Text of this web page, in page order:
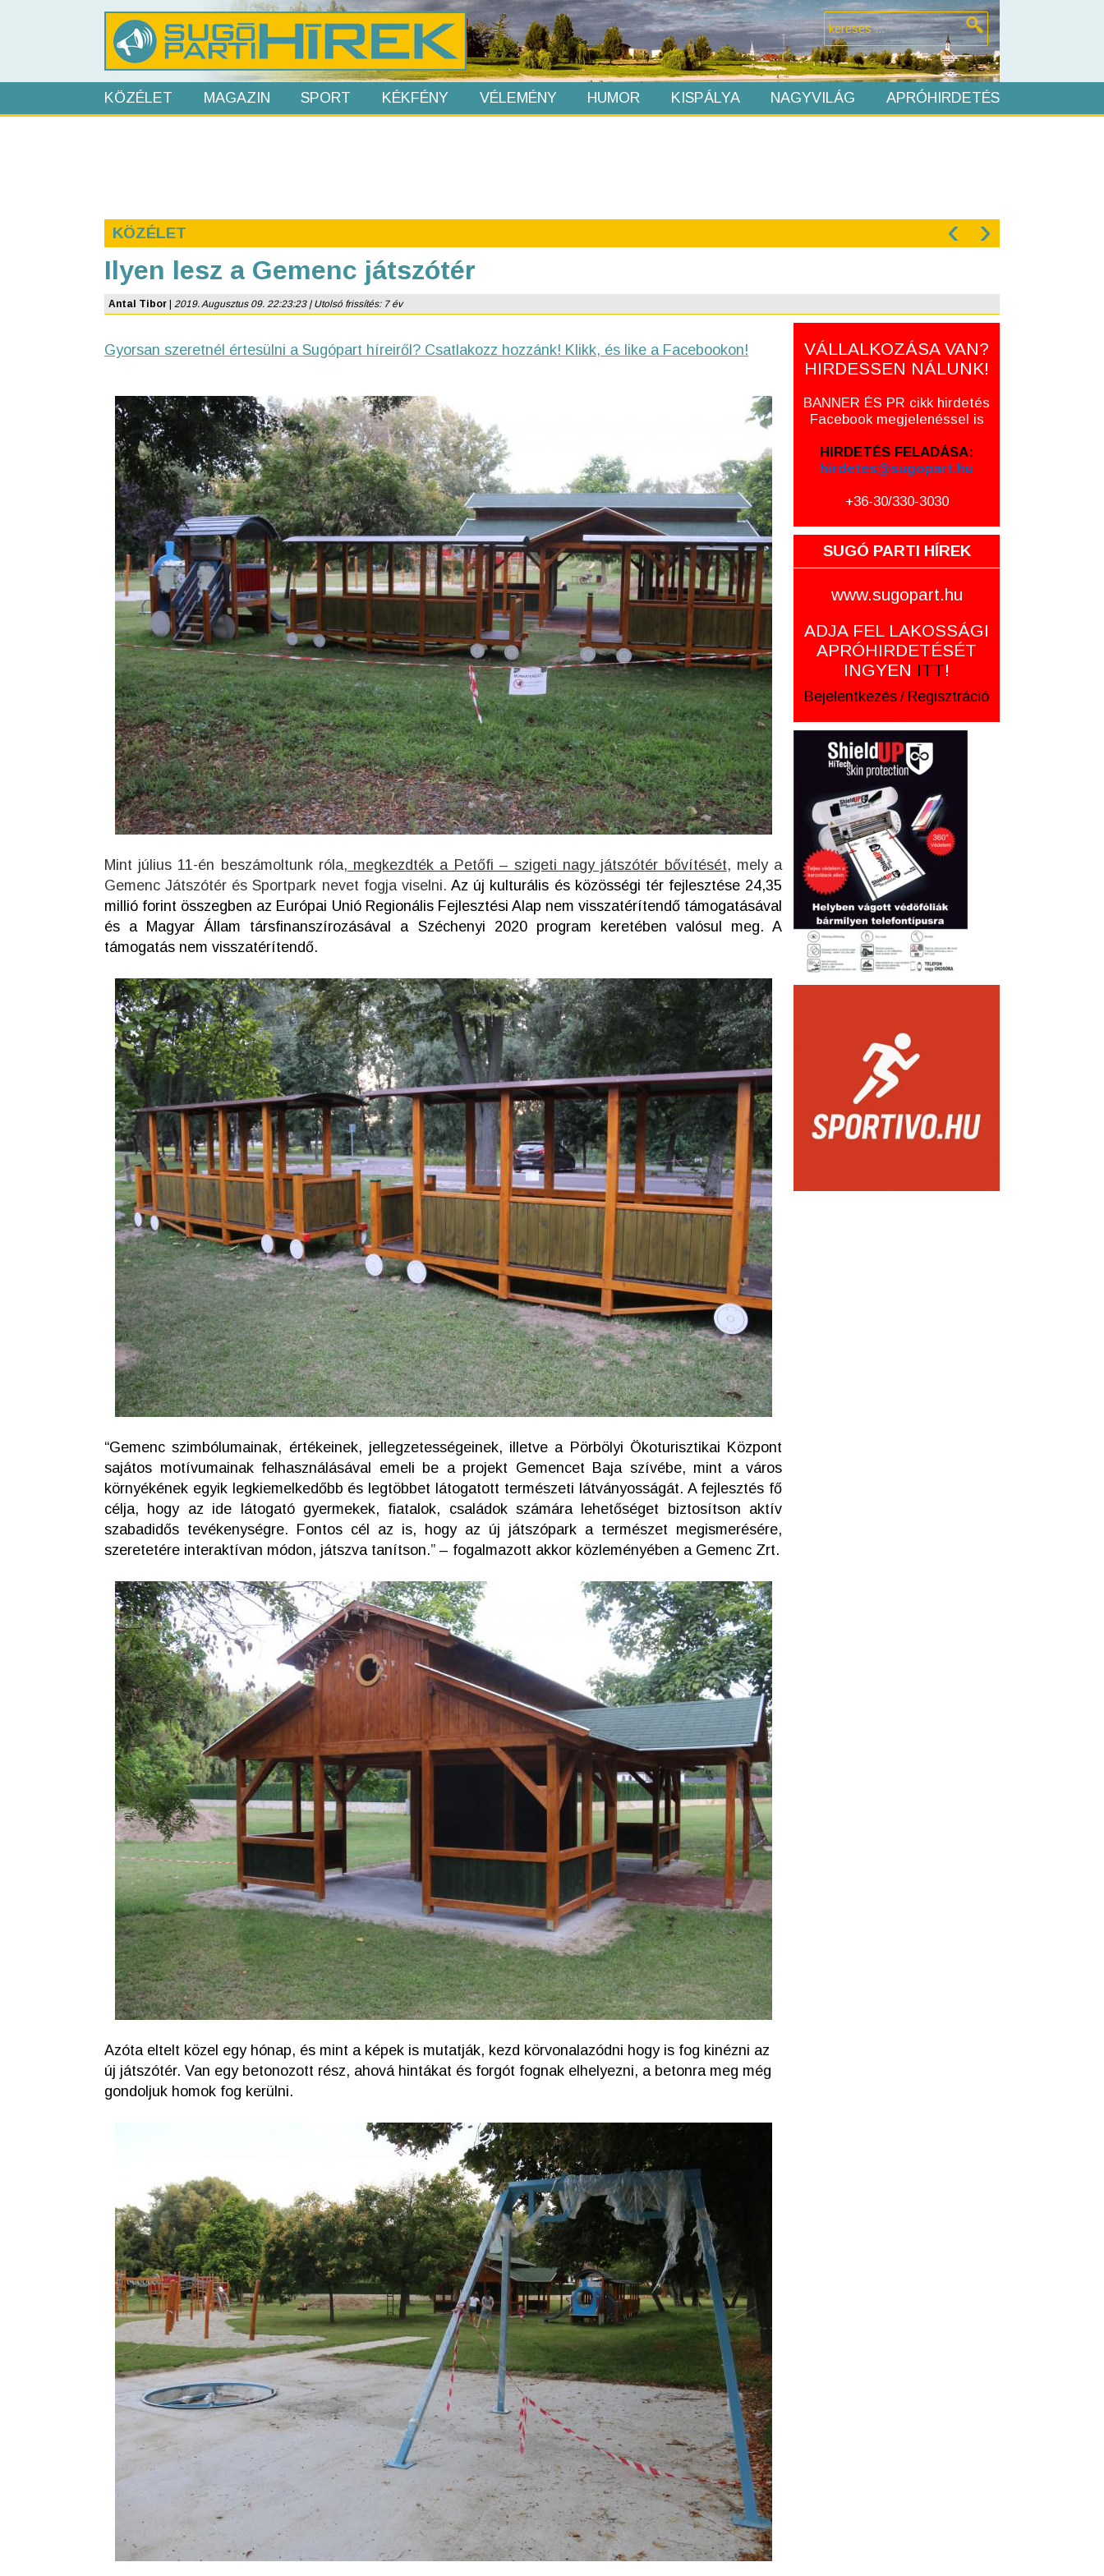
KÖZÉLET MAGAZIN SPORT KÉKFÉNY VÉLEMÉNY HUMOR KISPÁLYA NAGYVILÁG APRÓHIRDETÉS
KÖZÉLET ‹ ›
Ilyen lesz a Gemenc játszótér
Antal Tibor 2019. Augusztus 09. 22:23:23 | Utolsó frissítés: 7 év
Gyorsan szeretnél értesülni a Sugópart híreiről? Csatlakozz hozzánk! Klikk, és like a Facebookon!
Mint július 11-én beszámoltunk róla, megkezdték a Petőfi – szigeti nagy játszótér bővítését, mely a
Gemenc Játszótér és Sportpark nevet fogja viselni.Az új kulturális és közösségi tér fejlesztése 24,35
millió forint összegben az Európai Unió Regionális Fejlesztési Alap nem visszatérítendő támogatásával
és a Magyar Állam társfinanszírozásával a Széchenyi 2020 program keretében valósul meg. A
támogatás nem visszatérítendő.
“Gemenc szimbólumainak, értékeinek, jellegzetességeinek, illetve a Pörbölyi Ökoturisztikai Központ
sajátos motívumainak felhasználásával emeli be a projekt Gemencet Baja szívébe, mint a város
környékének egyik legkiemelkedőbb és legtöbbet látogatott természeti látványosságát. A fejlesztés fő
célja, hogy az ide látogató gyermekek, fiatalok, családok számára lehetőséget biztosítson aktív
szabadidős tevékenységre. Fontos cél az is, hogy az új játszópark a természet megismerésére,
szeretetére interaktívan módon, játszva tanítson.” – fogalmazott akkor közleményében a Gemenc Zrt.
Azóta eltelt közel egy hónap, és mint a képek is mutatják, kezd körvonalazódni hogy is fog kinézni az
új játszótér. Van egy betonozott rész, ahová hintákat és forgót fognak elhelyezni, a betonra meg még
gondoljuk homok fog kerülni.
VÁLLALKOZÁSA VAN?
HIRDESSEN NÁLUNK!
BANNER ÉS PR cikk hirdetés
Facebook megjelenéssel is
HIRDETÉS FELADÁSA:
hirdetes@sugopart.hu
+36-30/330-3030
SUGÓ PARTI HÍREK
www.sugopart.hu
ADJA FEL LAKOSSÁGI
APRÓHIRDETÉSÉT
INGYEN ITT!
Bejelentkezés / Regisztráció